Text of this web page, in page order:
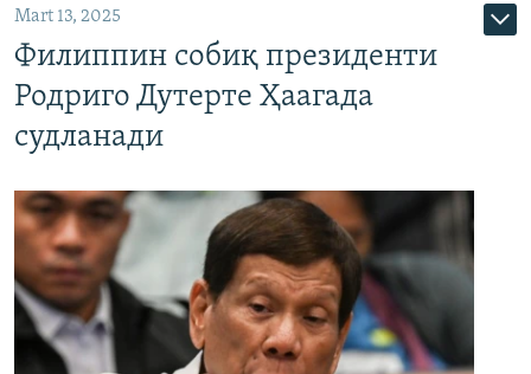
Mart 13, 2025
Филиппин собиқ президенти
Родриго Дутерте Ҳаагада
судланади